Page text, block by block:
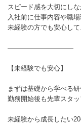
スピード感を大切にしな
入社前に仕事内容や職
未経験の方でも安心して
――――――――――
【未経験でも安心】
まずは基礎から学べる研
勤務開始後も先輩スタ
未経験から成長したい